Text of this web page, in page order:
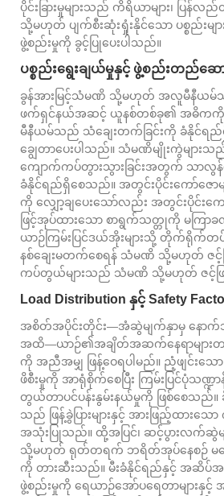
ပိုင်းခြားမှုများသည် ကိရိယာများ၊ ပြန်
သို့မဟုတ် ပျက်စီးဆုံးရှုံးနိုင်သော ပစ္စည်းမ
ဖွဲ့စည်းမှုကို ခွင့်ပြုပေးပါသည်။
ပစ္စည်းရွေးချယ်မှုနှင့် ဖွဲ့စည်းတည်ဆေ
ခွန်အားမြင့်သံမဏိ သို့မဟုတ် အလူမီနီယမ်သ
ဖက်ရှင်နယ်အဆင့် ယူနစ်တစ်ခု၏ အဓိက
မီနီယမ်သည် သံချေးတက်ခြင်းကို ခံနိုင်ရည်
ချွေတာပေးပါသည်။ သံမဏိမျိုးကွဲများ
ကျောက်ကပ်တွားသွားခြင်းအတွက် သာ
ခံနိုင်ရည်ရှိစေသည်။ အတွင်းပိုင်းကော်ဇော
ကို လျှော့ချပေးသော်လည်း အတွင်းပိုင်းက
ဖြင့်အုပ်ထားသော စာရွက်သတ္တုကို မကြ
ယာဉ်ကြမ်းပြင်ဒယ်အိုးများသို့ တိုက်ရို
နစ်ချေးမတက်စေရန် သံမဏိ သို့မဟုတ် ဇင့်
ကပ်တွယ်များသည် သံမဏိ သို့မဟုတ် ဇင့်ဖ
Load Distribution နှင့် Safety
အစိတ်အပိုင်းတိုင်း—အံဆွဲမျက်နှာမှ နော
အထိ—ယာဉ်၏အချိတ်အဆက်နေရာများတစ်
ကို အညီအမျှ ဖြန့်ဝေရပါမည်။ ညံ့ဖျင်းသော
ဖိစီးမှုကို အာရုံစိုက်စေပြီး ကြမ်းပြင်ပုံသဏ္ဍာ
တွယ်တာပင်ပန်းနွမ်းနယ်မှုကို ဖြစ်စေသည်။
သည် ဖြန့်ခွဲပြားများနှင့် အားဖြည့်ထားသ
အသုံးပြုသည်။ ထို့အပြင်၊ ဆင့်ပွားလက်ဆွဲ
သို့မဟုတ် ရုတ်တရက် ဘရိတ်အုပ်နေစဉ် မ
ကို တားဆီးသည်။ မီးခံနိုင်ရည်နှင့် အဆိပ်အ
ဖွဲ့စည်းမှုကို ရေယာဉ်အော်ပရေတာများနှင့်